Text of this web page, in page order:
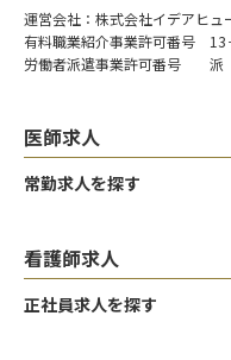
運営会社：株式会社イデアヒュ
有料職業紹介事業許可番号 13
労働者派遣事業許可番号 派
医師求人
常勤求人を探す
看護師求人
正社員求人を探す